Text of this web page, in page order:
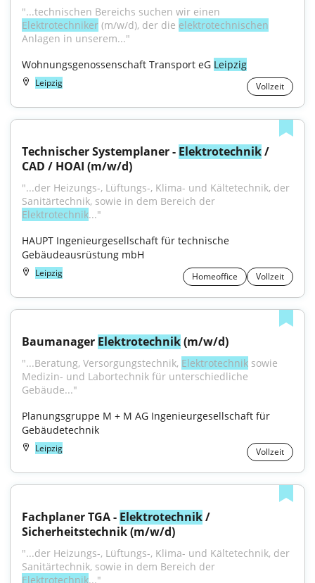
Elektrotechniker (m/w/d), der die elektrotechnischen
Anlagen in unserem..."
Wohnungsgenossenschaft Transport eG Leipzig
Leipzig Vollzeit
Technischer Systemplaner - Elektrotechnik /
CAD / HOAI (m/w/d)
"...der Heizungs-, Lüftungs-, Klima- und Kältetechnik, der
Elektrotechnik..."
HAUPT Ingenieurgesellschaft für technische
Gebäudeausrüstung mbH
Leipzig Homeoffice Vollzeit
Baumanager Elektrotechnik (m/w/d)
"...Beratung, Versorgungstechnik, Elektrotechnik sowie
Medizin- und Labortechnik für unterschiedliche
Gebäude..."
Planungsgruppe M + M AG Ingenieurgesellschaft für
Gebäudetechnik
Leipzig Vollzeit
Fachplaner TGA - Elektrotechnik /
Sicherheitstechnik (m/w/d)
"...der Heizungs-, Lüftungs-, Klima- und Kältetechnik, der
Elektrotechnik..."